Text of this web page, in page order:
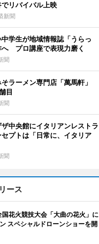
リバイバル上映
新聞
学生が地域情報誌「うらっ
へ プロ講座で表現力磨く
聞
そラーメン専門店「萬馬軒」
目
聞
中央館にイタリアンレストラ
プトは「日常に、イタリア
聞
ース
花火競技大会「大曲の花火」に
スペシャルドローンショーを開